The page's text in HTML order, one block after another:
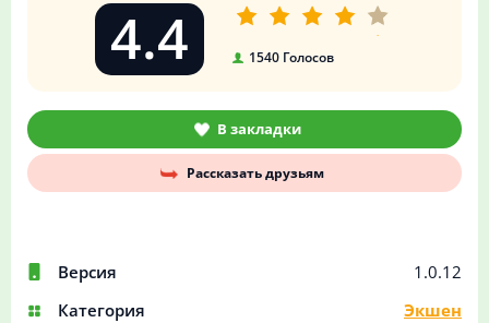
Версия
1.0.12
Категория
Экшен
4.4 1540 Голосов
В закладки
Рассказать друзьям